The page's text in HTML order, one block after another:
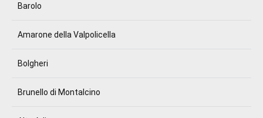
Barolo
Amarone della Valpolicella
Bolgheri
Brunello di Montalcino